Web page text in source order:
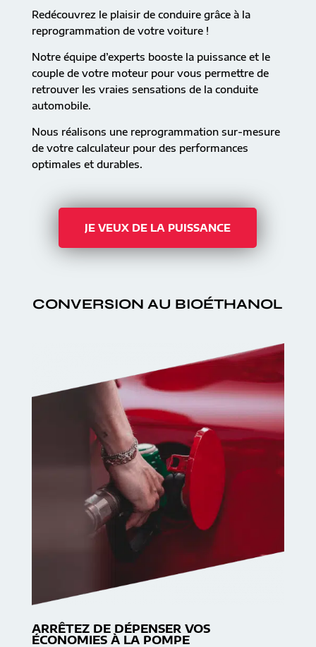
Redécouvrez le plaisir de conduire grâce à la
reprogrammation de votre voiture !
Notre équipe d’experts booste la puissance et le
couple de votre moteur pour vous permettre de
retrouver les vraies sensations de la conduite
automobile.
Nous réalisons une reprogrammation sur-mesure
de votre calculateur pour des performances
optimales et durables.
JE VEUX DE LA PUISSANCE
CONVERSION AU BIOÉTHANOL
ARRÊTEZ DE DÉPENSER VOS
ÉCONOMIES À LA POMPE